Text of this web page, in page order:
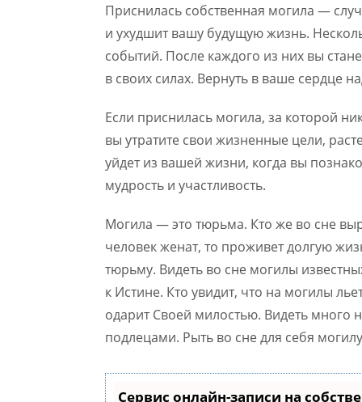
Приснилась собственная могила —
и ухудшит вашу будущую жизнь.
событий. После каждого из них вы
в своих силах. Вернуть в ваше сердце
Если приснилась могила, за которой
вы утратите свои жизненные цели,
уйдет из вашей жизни, когда вы
мудрость и участливость.
Могила — это тюрьма. Кто же во сне
человек женат, то проживет долгую
тюрьму. Видеть во сне могилы
к Истине. Кто увидит, что на могилы
одарит Своей милостью. Видеть
подлецами. Рыть во сне для себя
Сервис онлайн-записи на